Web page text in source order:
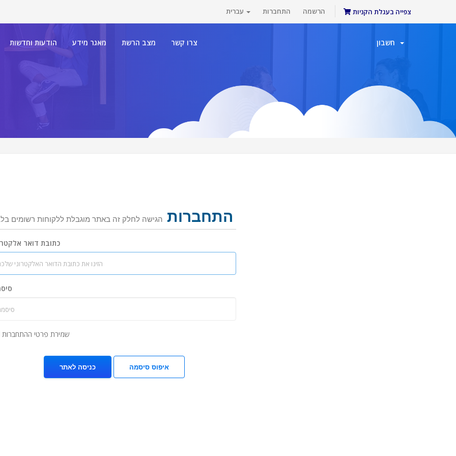
התחברות הרשמה צפייה בעגלת הקניות
הודעות וחדשות מאגר מידע מצב הרשת צרו קשר
התחברות הגישה לחלק זה באתר מוגבלת ללקוחות רשומים
כתובת דואר
שמירת פרטי ההתחברות
איפוס סיסמה